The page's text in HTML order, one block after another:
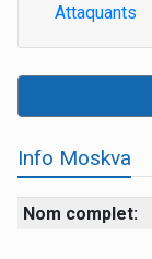
Attaquants
Info Moskva
Nom complet: